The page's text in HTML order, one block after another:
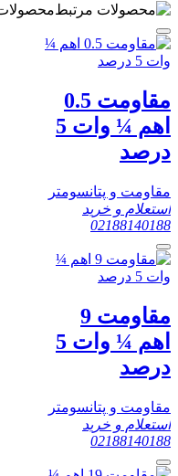
مقاومت 0.5
اهم ¼ وات 5
درصد
مقاومت و پتانسومتر
استعلام و خرید
02188140188
مقاومت 9
اهم ¼ وات 5
درصد
مقاومت و پتانسومتر
استعلام و خرید
02188140188